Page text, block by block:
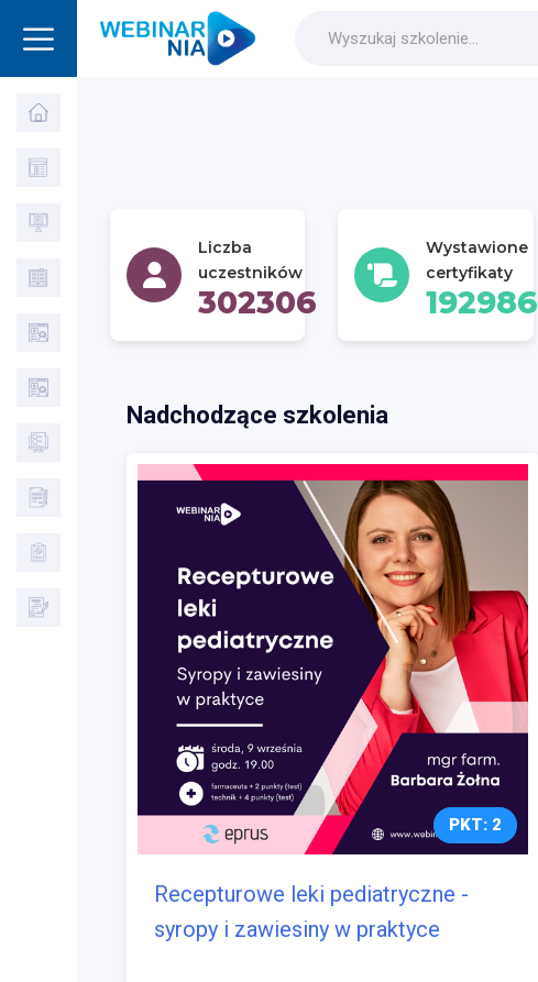
Liczba
uczestników
302306
Wystawione
certyfikaty
192986
Nadchodzące szkolenia
PKT: 2
Recepturowe leki pediatryczne -
syropy i zawiesiny w praktyce